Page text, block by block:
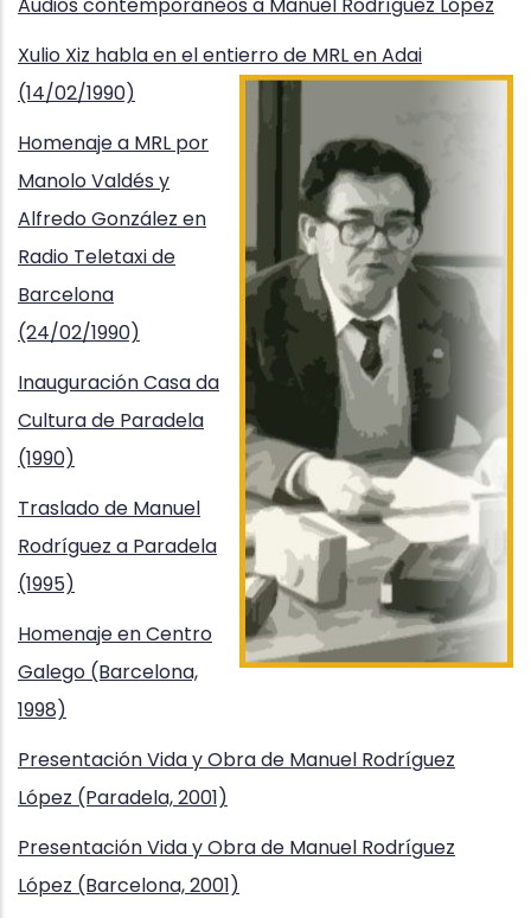
Xulio Xiz habla en el entierro de MRL en Adai
(14/02/1990)
Homenaje a MRL por
Manolo Valdés y
Alfredo González en
Radio Teletaxi de
Barcelona
(24/02/1990)
Inauguración Casa da
Cultura de Paradela
(1990)
Traslado de Manuel
Rodríguez a Paradela
(1995)
Homenaje en Centro
Galego (Barcelona,
1998)
Presentación Vida y Obra de Manuel Rodríguez
López (Paradela, 2001)
Presentación Vida y Obra de Manuel Rodríguez
López (Barcelona, 2001)